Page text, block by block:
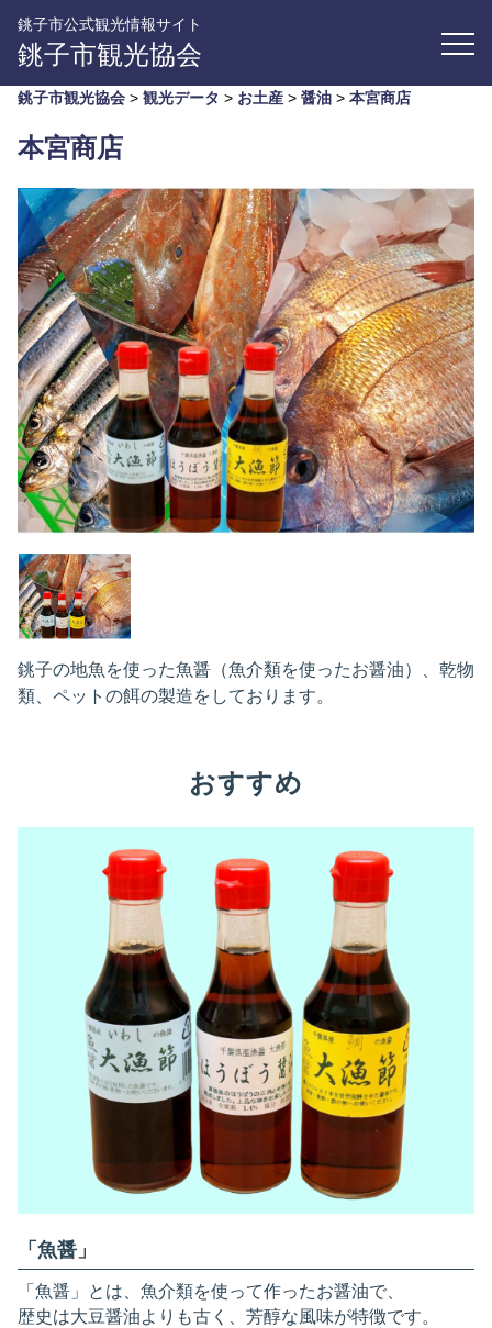
銚子市公式観光情報サイト
銚子市観光協会
銚子市観光協会 > 観光データ > お土産 > 醤油 > 本宮商店
本宮商店
銚子の地魚を使った魚醤（魚介類を使ったお醤油）、乾物
類、ペットの餌の製造をしております。
おすすめ
「魚醤」
「魚醤」とは、魚介類を使って作ったお醤油で、
歴史は大豆醤油よりも古く、芳醇な風味が特徴です。